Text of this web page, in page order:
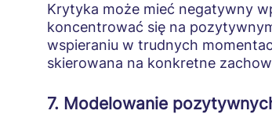
Krytyka może mieć negatywny
koncentrować się na
wspieraniu w trudnych
skierowana na konkretne
7. Modelowanie